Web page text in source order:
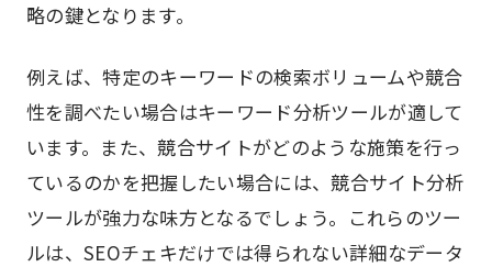
略の鍵となります。
例えば、特定のキーワードの検索ボリュームや競合
性を調べたい場合はキーワード分析ツールが適して
います。また、競合サイトがどのような施策を行っ
ているのかを把握したい場合には、競合サイト分析
ツールが強力な味方となるでしょう。これらのツー
ルは、SEOチェキだけでは得られない詳細なデータ